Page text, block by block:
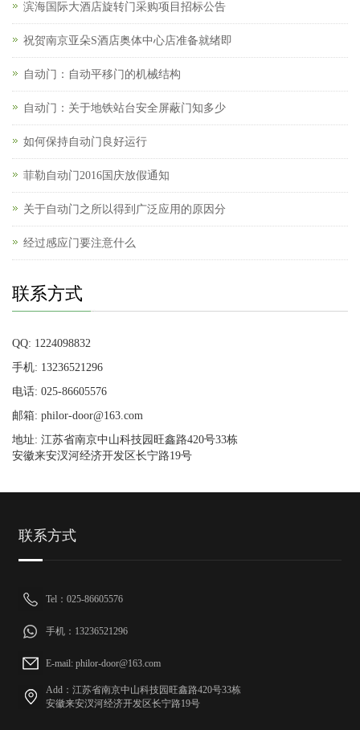
滨海国际大酒店旋转门采购项目招标公告
祝贺南京亚朵S酒店奥体中心店准备就绪即
自动门：自动平移门的机械结构
自动门：关于地铁站台安全屏蔽门知多少
如何保持自动门良好运行
菲勒自动门2016国庆放假通知
关于自动门之所以得到广泛应用的原因分
经过感应门要注意什么
联系方式
QQ: 1224098832
手机: 13236521296
电话: 025-86605576
邮箱: philor-door@163.com
地址: 江苏省南京中山科技园旺鑫路420号33栋
安徽来安汊河经济开发区长宁路19号
联系方式
Tel：025-86605576
手机：13236521296
E-mail: philor-door@163.com
Add：江苏省南京中山科技园旺鑫路420号33栋
安徽来安汊河经济开发区长宁路19号